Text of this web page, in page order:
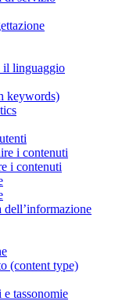
il linguaggio
keywords)
i contenuti
i contenuti
dell’informazione
(content type)
tassonomie